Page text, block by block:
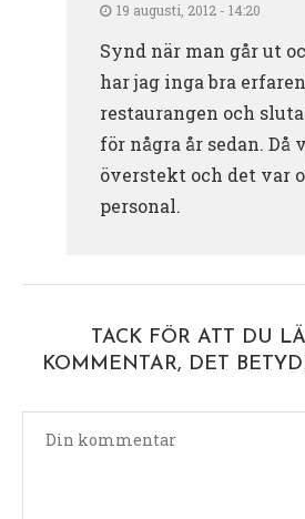
19 augusti, 2012 - 14:20
Synd när man går ut
har jag inga bra
restaurangen och
för några år sedan. Då
överstekt och det var
personal.
TACK FÖR ATT DU
KOMMENTAR, DET